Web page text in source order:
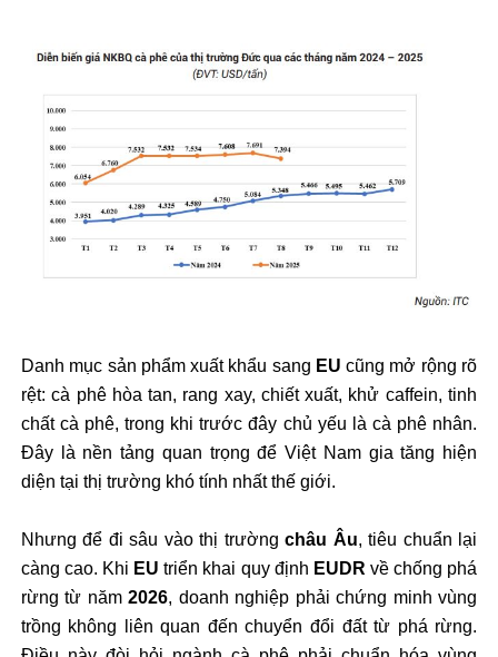
Danh mục sản phẩm xuất khẩu sang EU cũng mở rộng rõ
rệt: cà phê hòa tan, rang xay, chiết xuất, khử caffein, tinh
chất cà phê, trong khi trước đây chủ yếu là cà phê nhân.
Đây là nền tảng quan trọng để Việt Nam gia tăng hiện
diện tại thị trường khó tính nhất thế giới.
Nhưng để đi sâu vào thị trườngchâu Âu, tiêu chuẩn lại
càng cao. Khi EU triển khai quy định EUDR về chống phá
rừng từ năm2026, doanh nghiệp phải chứng minh vùng
trồng không liên quan đến chuyển đổi đất từ phá rừng.